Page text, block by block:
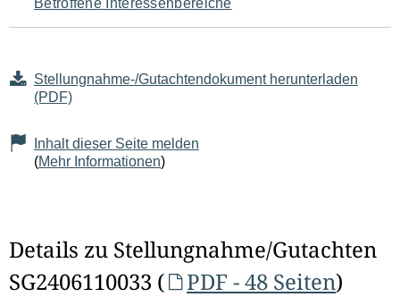
Seiteninhalt
Betroffene Interessenbereiche
Stellungnahme-/Gutachtendokument herunterladen
(PDF)
Inhalt dieser Seite melden
(Mehr Informationen)
Details zu Stellungnahme/Gutachten
SG2406110033 (
PDF - 48 Seiten)